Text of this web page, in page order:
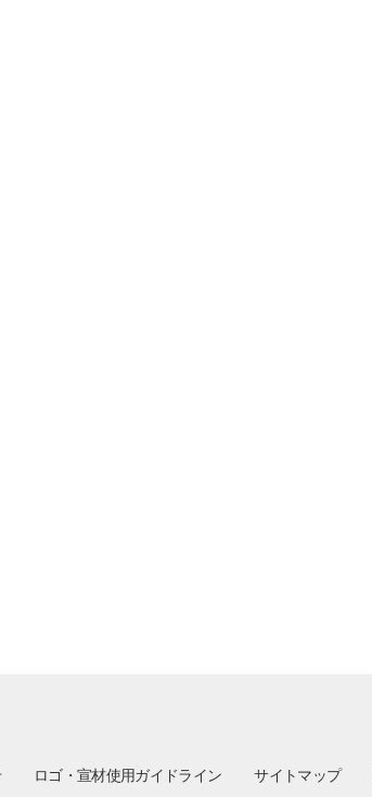
ロゴ・宣材使用ガイドライン サイトマップ